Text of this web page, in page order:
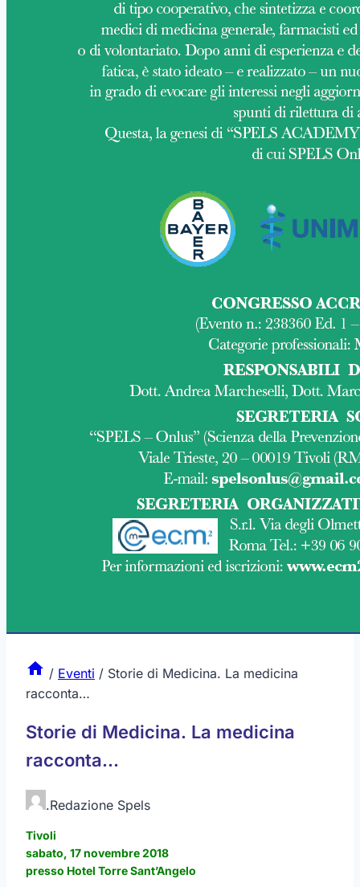
/ Eventi / Storie di Medicina. La medicina
racconta…
Storie di Medicina. La medicina
racconta…
.Redazione Spels
Tivoli
sabato, 17 novembre 2018
presso Hotel Torre Sant’Angelo